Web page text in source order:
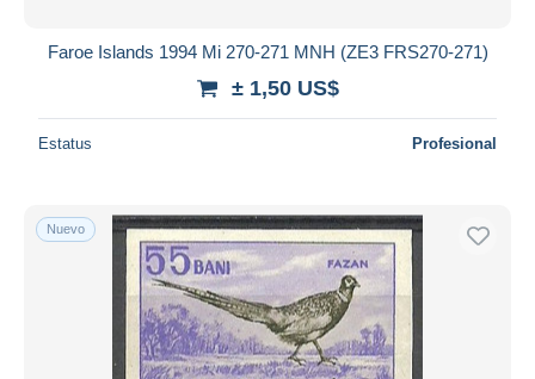
Faroe Islands 1994 Mi 270-271 MNH (ZE3 FRS270-271)
± 1,50 US$
Estatus Profesional
Nuevo